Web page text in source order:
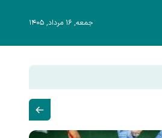
جمعه, ۱۶ مرداد, ۱۴۰۵